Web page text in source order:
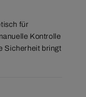
für
Kontrolle
Sicherheit bringt